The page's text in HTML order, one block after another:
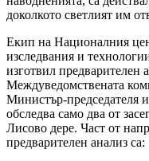
доколкото светлият им
Екип на Националния
изследвания и
изготвил предварителен
Междуведомствената
Министър-председателя
обследва само два от
Лисово дере. Част от
предварителен анализ са: